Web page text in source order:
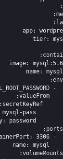
:
:
:
app:
tier:
:
image: mysql :5.6
name: mysql
env
:
-
valueFrom
:
secretKeyRef
:
pass
: password
ports
:
-
: 3306
name: mysql
volumeMounts
: